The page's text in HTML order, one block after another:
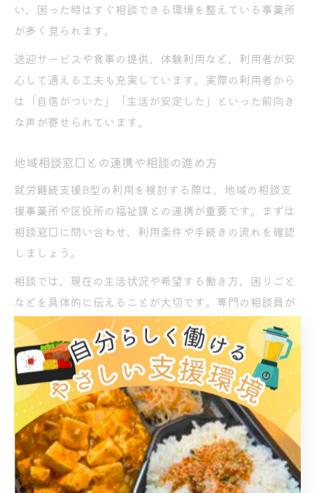
い、困った時はすぐ相談できる環境を整えている事業所
が多く見られます。
送迎サービスや食事の提供、体験利用など、利用者が安
心して通える工夫も充実しています。実際の利用者から
は「自信がついた」「生活が安定した」といった前向き
な声が寄せられています。
地域相談窓口との連携や相談の進め方
就労継続支援B型の利用を検討する際は、地域の相談支
援事業所や区役所の福祉課との連携が重要です。まずは
相談窓口に問い合わせ、利用条件や手続きの流れを確認
しましょう。
相談では、現在の生活状況や希望する働き方、困りごと
などを具体的に伝えることが大切です。専門の相談員が
個別の状況に合わせて、必要な支援や利用可能なサービ
スを提案してくれます。
初めての方や手続きに不安がある方は、見学や体験利用
を通じて実際の雰囲気を知ることもおすすめです。疑問
点は遠慮なく相談し、納得したうえで次のステップに進
むとよいでしょう。